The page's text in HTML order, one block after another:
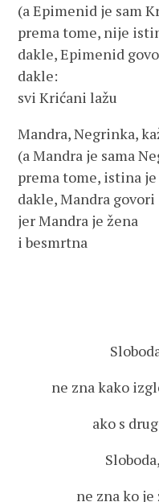
(a Epimenid je sam
prema tome, nije
dakle, Epimenid
dakle:
svi Krićani lažu
Mandra, Negrinka,
(a Mandra je sama
prema tome, istina
dakle, Mandra
jer Mandra je žena
i besmrtna
ne zna kako
ako s
ne zna ko